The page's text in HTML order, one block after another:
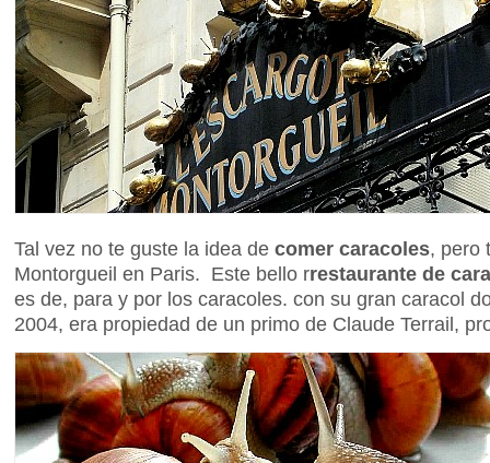
Tal vez no te guste la idea de comer caracoles, pero
Montorgueil en Paris. Este bello rrestaurante de
es de, para y por los caracoles. con su gran caracol
2004, era propiedad de un primo de Claude Terrail,